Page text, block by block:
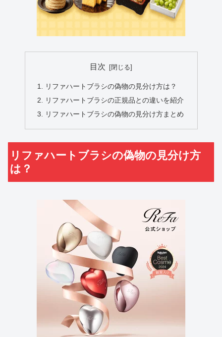
目次
リファハートブラシの偽物の見分け方は？
リファハートブラシの正規品との違いを紹介
リファハートブラシの偽物の見分け方まとめ
リファハートブラシの偽物の見分け方
は？